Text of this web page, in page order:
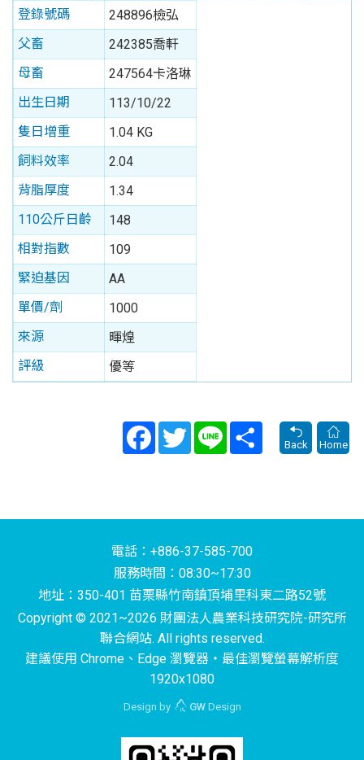
登錄號碼
248896檢弘
父畜
242385喬軒
母畜
247564卡洛琳
出生日期
113/10/22
隻日增重
1.04 KG
飼料效率
2.04
背脂厚度
1.34
110公斤日齡
148
相對指數
109
緊迫基因
AA
單價/劑
1000
來源
暉煌
評級
優等
FacebookTwitter Line
Share
Back
Home
電話：+886-37-585-700
服務時間：08:30~17:30
地址：350-401 苗栗縣竹南鎮頂埔里科東二路52號
Copyright © 2021~2026 財團法人農業科技研究院-研究所
聯合網站. All rights reserved.
建議使用 Chrome、Edge 瀏覽器‧最佳瀏覽螢幕解析度
1920x1080
Design by GWDesign